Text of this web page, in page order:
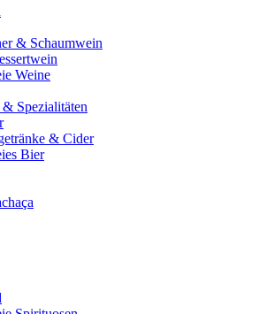
& Schaumwein
Weine
Spezialitäten
& Cider
Bier